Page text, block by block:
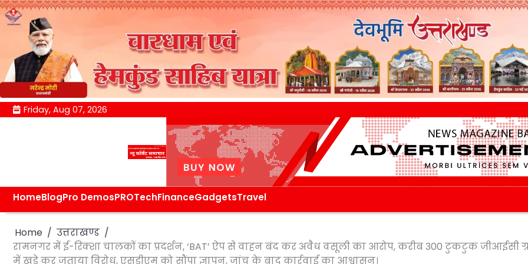
Skip Friday, Aug 07, 2026
HomeBlogPro DemosPROTechFinanceGadgetsTravel
Home
उत्तराखण्ड
रामनगर में ई-रिक्शा चालकों का प्रदर्शन, ‘BAT’ ऐप से वाहन बंद कर अवैध वसूली का आरोप, करीब 300 टुकटुक जीआईसी
में खड़े कर जताया विरोध, एसडीएम को सौंपा ज्ञापन, जांच के बाद कार्रवाई का आश्वासन।